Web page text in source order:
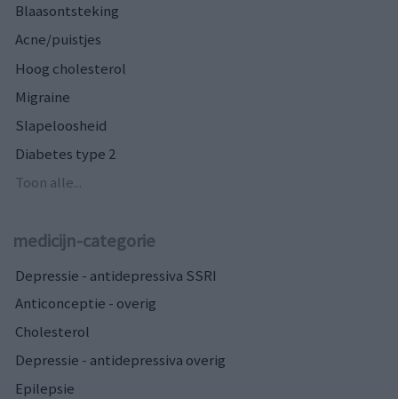
Blaasontsteking
Acne/puistjes
Hoog cholesterol
Migraine
Slapeloosheid
Diabetes type 2
Toon alle...
medicijn-categorie
Depressie - antidepressiva SSRI
Anticonceptie - overig
Cholesterol
Depressie - antidepressiva overig
Epilepsie